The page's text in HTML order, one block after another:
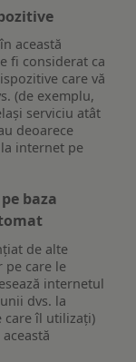
această
fi considerat ca
care vă
(de exemplu,
serviciu atât
deoarece
internet pe
baza
de alte
pe care le
internetul
dvs. la
care îl utilizați)